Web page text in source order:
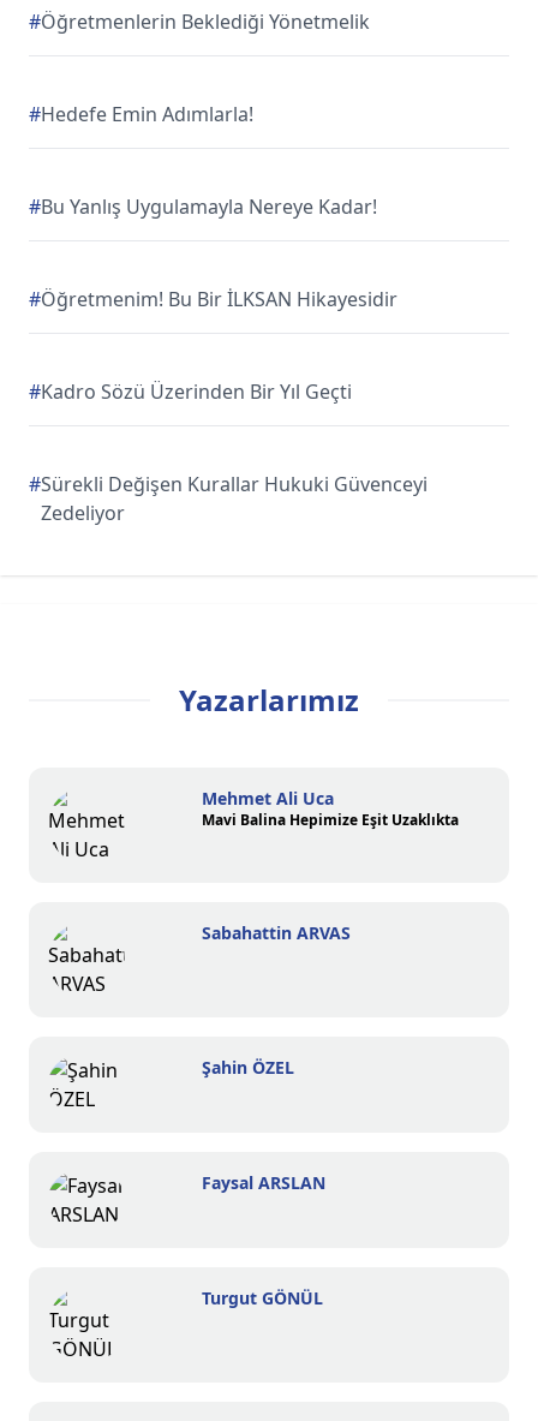
#Öğretmenlerin Beklediği Yönetmelik
#Hedefe Emin Adımlarla!
#Bu Yanlış Uygulamayla Nereye Kadar!
#Öğretmenim! Bu Bir İLKSAN Hikayesidir
#Kadro Sözü Üzerinden Bir Yıl Geçti
#Sürekli Değişen Kurallar Hukuki Güvenceyi
Zedeliyor
Yazarlarımız
Mehmet Ali Uca
Mavi Balina Hepimize Eşit Uzaklıkta
Sabahattin ARVAS
Şahin ÖZEL
Faysal ARSLAN
Turgut GÖNÜL